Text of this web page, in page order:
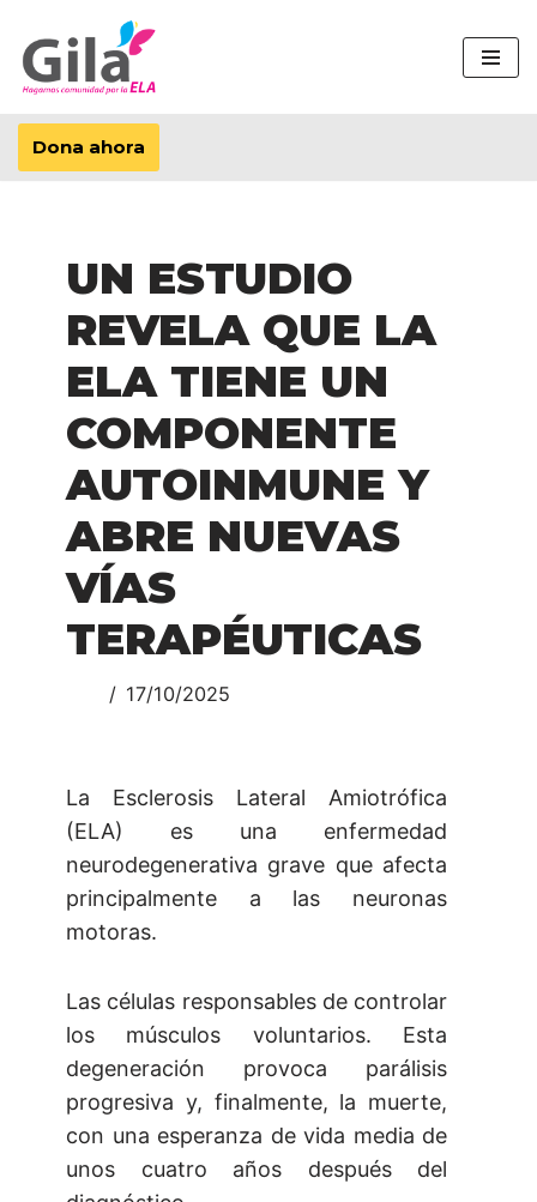
Saltar
al
contenido
Dona ahora
UN ESTUDIO
REVELA QUE LA
ELA TIENE UN
COMPONENTE
AUTOINMUNE Y
ABRE NUEVAS
VÍAS
TERAPÉUTICAS
17/10/2025
La Esclerosis Lateral Amiotrófica
(ELA) es una enfermedad
neurodegenerativa grave que afecta
principalmente a las neuronas
motoras.
Las células responsables de controlar
los músculos voluntarios. Esta
degeneración provoca parálisis
progresiva y, finalmente, la muerte,
con una esperanza de vida media de
unos cuatro años después del